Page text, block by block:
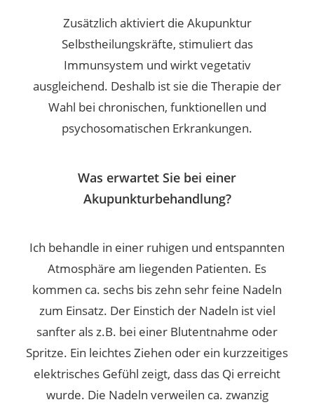
Zusätzlich aktiviert die Akupunktur
Selbstheilungskräfte, stimuliert das
Immunsystem und wirkt vegetativ
ausgleichend. Deshalb ist sie die Therapie der
Wahl bei chronischen, funktionellen und
psychosomatischen Erkrankungen.
Was erwartet Sie bei einer
Akupunkturbehandlung?
Ich behandle in einer ruhigen und entspannten
Atmosphäre am liegenden Patienten. Es
kommen ca. sechs bis zehn sehr feine Nadeln
zum Einsatz. Der Einstich der Nadeln ist viel
sanfter als z.B. bei einer Blutentnahme oder
Spritze. Ein leichtes Ziehen oder ein kurzzeitiges
elektrisches Gefühl zeigt, dass das Qi erreicht
wurde. Die Nadeln verweilen ca. zwanzig